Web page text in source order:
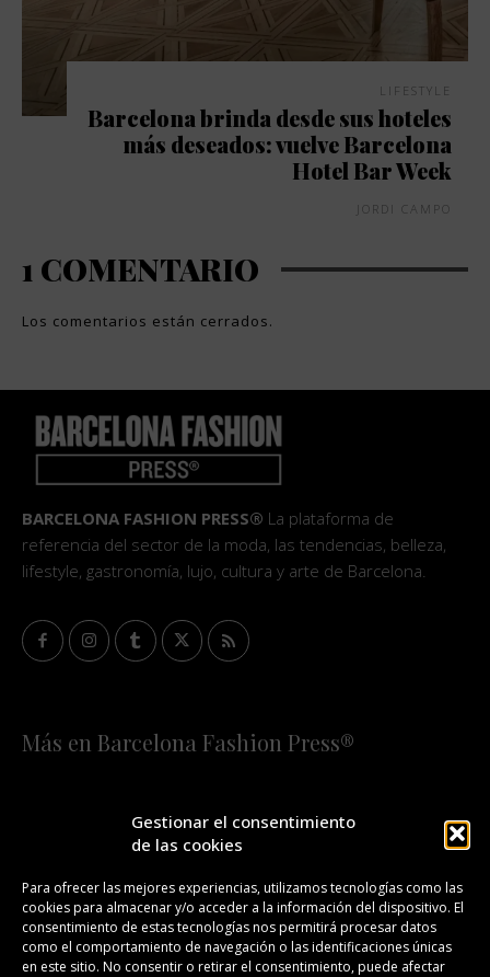
Gestionar el consentimiento
de las cookies
Para ofrecer las mejores experiencias, utilizamos tecnologías como las
cookies para almacenar y/o acceder a la información del dispositivo. El
consentimiento de estas tecnologías nos permitirá procesar datos
como el comportamiento de navegación o las identificaciones únicas
en este sitio. No consentir o retirar el consentimiento, puede afectar
LIFESTYLE
Barcelona brinda desde sus hoteles
más deseados: vuelve Barcelona
Hotel Bar Week
JORDI CAMPO
1 COMENTARIO
Los comentarios están cerrados.
BARCELONA FASHION PRESS® La plataforma de
referencia del sector de la moda, las tendencias, belleza,
lifestyle, gastronomía, lujo, cultura y arte de Barcelona.
Más en Barcelona Fashion Press®
¡SUSCRÍBETE A NUESTRA FASHION NEWS!
CONTACTO REDACCIÓN PUBLICIDAD
ISSN 2385-4839 DL B 27443-2014